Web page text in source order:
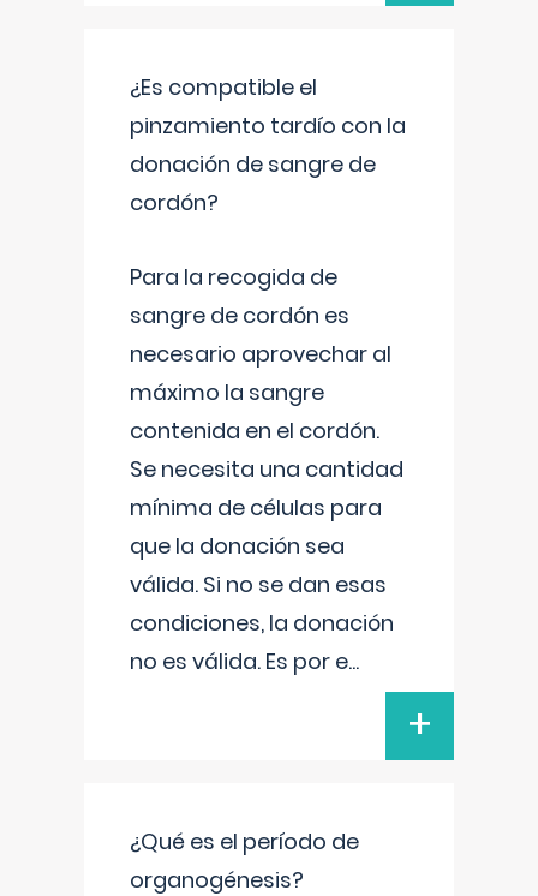
¿Es compatible el
pinzamiento tardío con la
donación de sangre de
cordón?
Para la recogida de
sangre de cordón es
necesario aprovechar al
máximo la sangre
contenida en el cordón.
Se necesita una cantidad
mínima de células para
que la donación sea
válida. Si no se dan esas
condiciones, la donación
no es válida. Es por e...
+
¿Qué es el período de
organogénesis?